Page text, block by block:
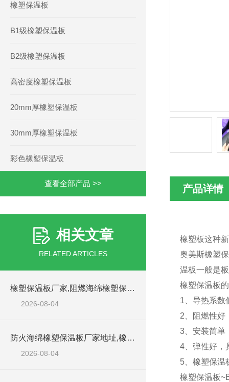
橡塑保温板
B1级橡塑保温板
B2级橡塑保温板
高密度橡塑保温板
20mm厚橡塑保温板
30mm厚橡塑保温板
彩色橡塑保温板
查看全部产品 >>
相关文章
RELATED ARTICLES
橡塑保温板厂家,阻燃海绵橡塑保温板厂家出售
2026-08-04
防火海绵橡塑保温板厂家地址,橡塑批发商
2026-08-04
产品详情
橡塑板这种
奥美斯橡塑
温板一般是
橡塑保温板
1、导热系数
2、阻燃性好
3、安装简单
4、弹性好，
5、橡塑保温
橡塑保温板